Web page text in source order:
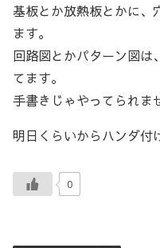
基板とか放熱板とかに
ます。
回路図とかパターン図は
てます。
手書きじゃやってられま
明日くらいからハンダ
0